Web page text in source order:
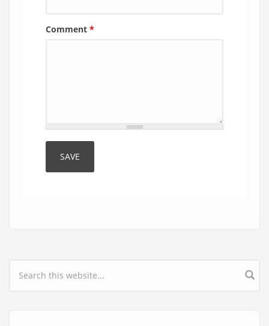
Comment *
Search form